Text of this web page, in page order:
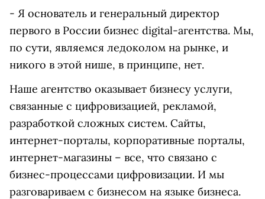
- Я основатель и генеральный директор
первого в России бизнес digital-агентства. Мы,
по сути, являемся ледоколом на рынке, и
никого в этой нише, в принципе, нет.
Наше агентство оказывает бизнесу услуги,
связанные с цифровизацией, рекламой,
разработкой сложных систем. Сайты,
интернет-порталы, корпоративные порталы,
интернет-магазины – все, что связано с
бизнес-процессами цифровизации. И мы
разговариваем с бизнесом на языке бизнеса.